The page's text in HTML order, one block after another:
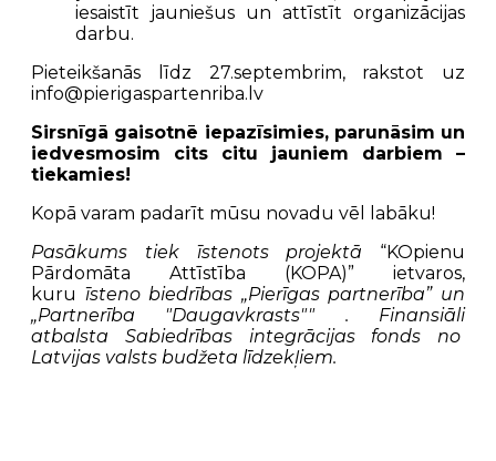
iesaistīt jauniešus un attīstīt organizācijas
darbu.
Pieteikšanās līdz 27.septembrim, rakstot uz
info@pierigaspartenriba.lv
Sirsnīgā gaisotnē iepazīsimies, parunāsim un
iedvesmosim cits citu jauniem darbiem –
tiekamies!
Kopā varam padarīt mūsu novadu vēl labāku!
Pasākums tiek īstenots projektā “KOpienu
Pārdomāta Attīstība (KOPA)” ietvaros,
kuru īsteno biedrības „Pierīgas partnerība” un
„Partnerība "Daugavkrasts"" . Finansiāli
atbalsta Sabiedrības integrācijas fonds no
Latvijas valsts budžeta līdzekļiem.